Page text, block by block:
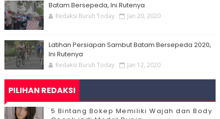
Batam Bersepeda, Ini Rutenya
Redaksi Buruh Today Jan 20, 2020
Latihan Persiapan Sambut Batam Bersepeda 2020,
Ini Rutenya
Redaksi Buruh Today Jan 12, 2020
PILIHAN REDAKSI
5 Bintang Bokep Memiliki Wajah dan Body